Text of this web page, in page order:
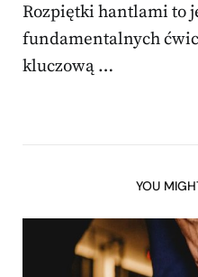
Rozpiętki hantlami to
fundamentalnych
kluczową …
YOU